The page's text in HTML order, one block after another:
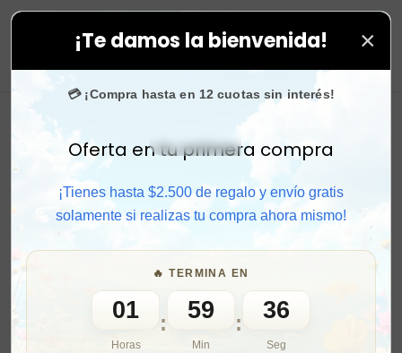
¡Te damos la bienvenida! ×
💳 ¡Compra hasta en 12 cuotas sin interés!
Activar sonido
Oferta en tu primera compra
¡Tienes hasta $2.500 de regalo y envío gratis
solamente si realizas tu compra ahora mismo!
🔥 TERMINA EN
01
Horas
: 59
Min
: 34
Seg
Compra rápido y aprovecha. 💙 +50.000 fans en